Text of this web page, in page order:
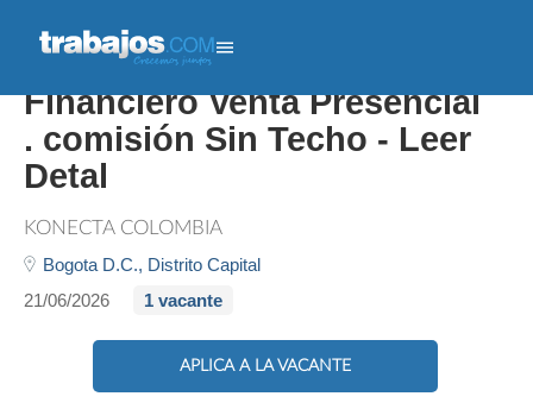
237558 Asesor(a) Comercial
Financiero Venta Presencial
. comisión Sin Techo - Leer
Detal
KONECTA COLOMBIA
Bogota D.C., Distrito Capital
21/06/2026
1 vacante
APLICA A LA VACANTE